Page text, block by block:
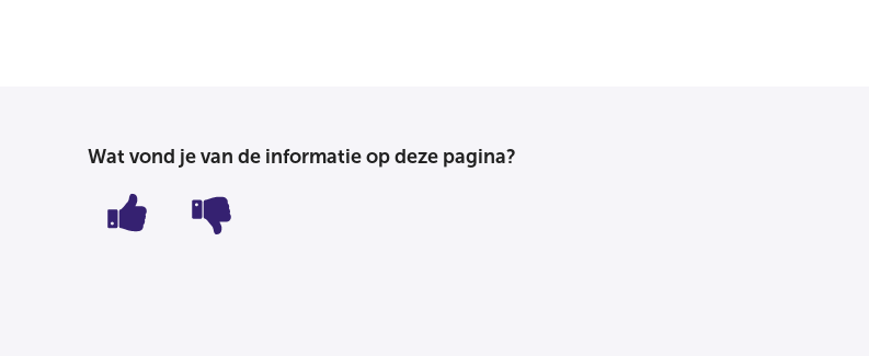
Wat vond je van de informatie op deze pagina?